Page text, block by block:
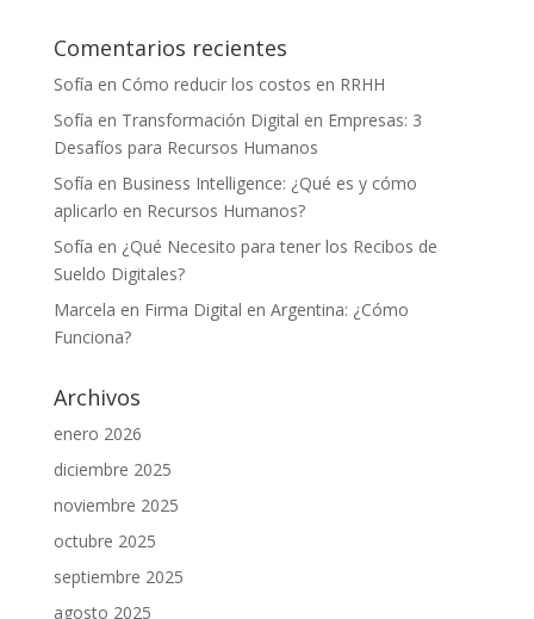
Comentarios recientes
Sofía en Cómo reducir los costos en RRHH
Sofía en Transformación Digital en Empresas: 3
Desafíos para Recursos Humanos
Sofía en Business Intelligence: ¿Qué es y cómo
aplicarlo en Recursos Humanos?
Sofía en ¿Qué Necesito para tener los Recibos de
Sueldo Digitales?
Marcela en Firma Digital en Argentina: ¿Cómo
Funciona?
Archivos
enero 2026
diciembre 2025
noviembre 2025
octubre 2025
septiembre 2025
agosto 2025